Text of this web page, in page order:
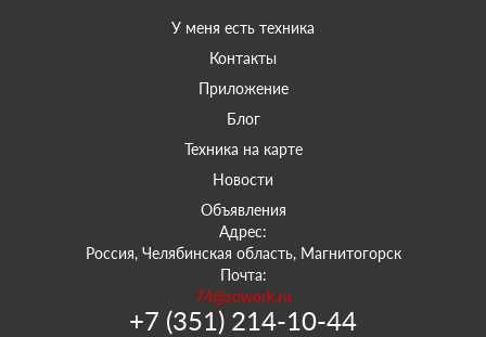
У меня есть техника
Контакты
Приложение
Блог
Техника на карте
Новости
Объявления
Адрес:
Россия, Челябинская область, Магнитогорск
Почта:
74@sowork.ru
+7 (351) 214-10-44